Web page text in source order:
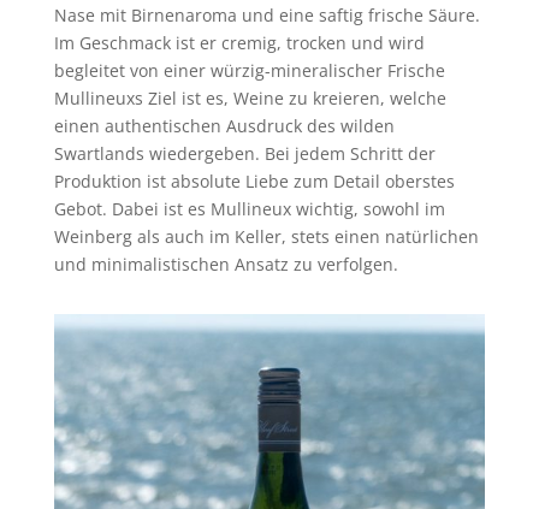
Nase mit Birnenaroma und eine saftig frische Säure.
Im Geschmack ist er cremig, trocken und wird
begleitet von einer würzig-mineralischer Frische
Mullineuxs Ziel ist es, Weine zu kreieren, welche
einen authentischen Ausdruck des wilden
Swartlands wiedergeben. Bei jedem Schritt der
Produktion ist absolute Liebe zum Detail oberstes
Gebot. Dabei ist es Mullineux wichtig, sowohl im
Weinberg als auch im Keller, stets einen natürlichen
und minimalistischen Ansatz zu verfolgen.